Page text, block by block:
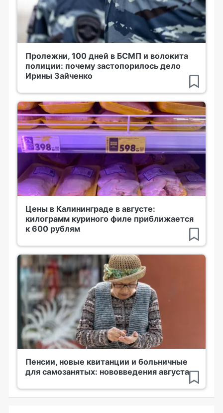
Пролежни, 100 дней в БСМП и волокита
полиции: почему застопорилось дело
Ирины Зайченко
Цены в Калининграде в августе:
килограмм куриного филе приближается
к 600 рублям
Пенсии, новые квитанции и больничные
для самозанятых: нововведения августа